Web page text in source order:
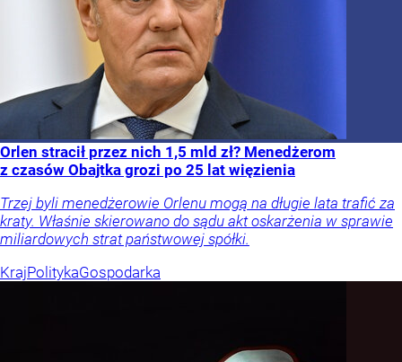
Orlen stracił przez nich 1,5 mld zł? Menedżerom
z czasów Obajtka grozi po 25 lat więzienia
Trzej byli menedżerowie Orlenu mogą na długie lata trafić za
kraty. Właśnie skierowano do sądu akt oskarżenia w sprawie
miliardowych strat państwowej spółki.
KrajPolitykaGospodarka